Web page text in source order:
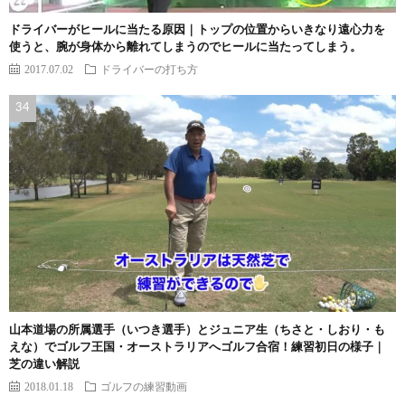
ドライバーがヒールに当たる原因｜トップの位置からいきなり遠心力を
使うと、腕が身体から離れてしまうのでヒールに当たってしまう。
2017.07.02 ドライバーの打ち方
山本道場の所属選手（いつき選手）とジュニア生（ちさと・しおり・も
えな）でゴルフ王国・オーストラリアへゴルフ合宿！練習初日の様子｜
芝の違い解説
2018.01.18 ゴルフの練習動画